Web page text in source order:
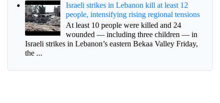
Israeli strikes in Lebanon kill at least 12
people, intensifying rising regional tensions
At least 10 people were killed and 24
wounded — including three children — in
Israeli strikes in Lebanon’s eastern Bekaa Valley Friday,
the ...